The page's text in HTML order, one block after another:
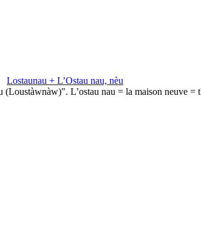
Lostaunau + L’Ostau nau, nèu
(Loustàwnàw)". L’ostau nau = la maison neuve